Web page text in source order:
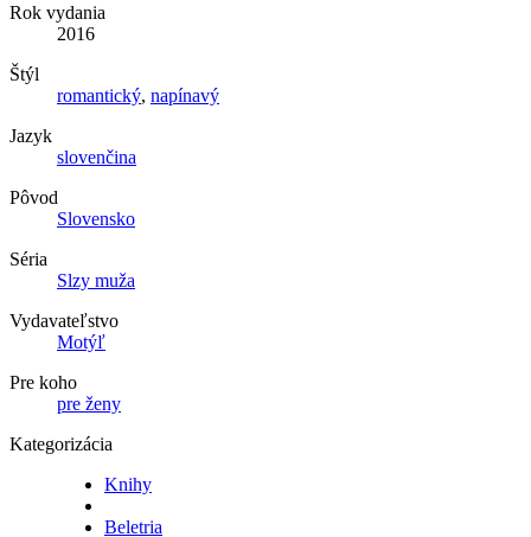
Rok vydania
2016
Štýl
romantický, napínavý
Jazyk
slovenčina
Pôvod
Slovensko
Séria
Slzy muža
Vydavateľstvo
Motýľ
Pre koho
pre ženy
Kategorizácia
Knihy
Beletria